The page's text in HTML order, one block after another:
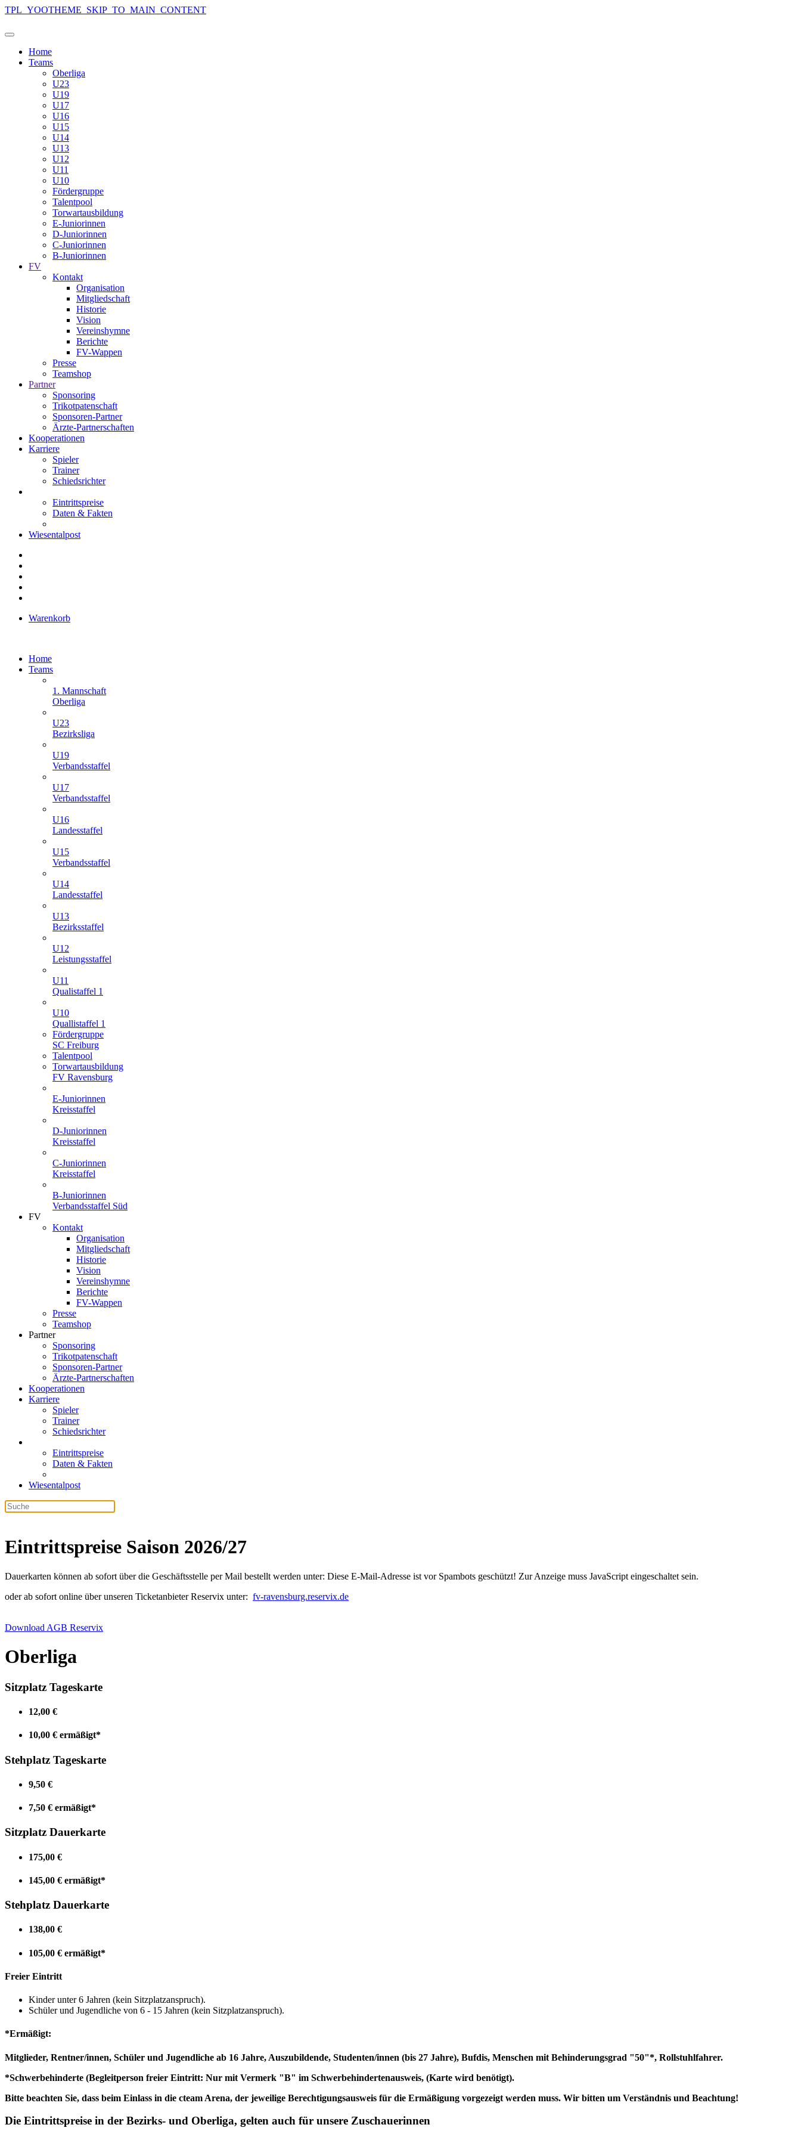
TPL_YOOTHEME_SKIP_TO_MAIN_CONTENT
Home
Teams
Oberliga
U23
U19
U17
U16
U15
U14
U13
U12
U11
U10
Fördergruppe
Talentpool
Torwartausbildung
E-Juniorinnen
D-Juniorinnen
C-Juniorinnen
B-Juniorinnen
FV
Kontakt
Organisation
Mitgliedschaft
Historie
Vision
Vereinshymne
Berichte
FV-Wappen
Presse
Teamshop
Partner
Sponsoring
Trikotpatenschaft
Sponsoren-Partner
Ärzte-Partnerschaften
Kooperationen
Karriere
Spieler
Trainer
Schiedsrichter
Eintrittspreise
Daten & Fakten
Wiesentalpost
Warenkorb
Home
Teams
1. Mannschaft
Oberliga
U23
Bezirksliga
U19
Verbandsstaffel
U17
Verbandsstaffel
U16
Landesstaffel
U15
Verbandsstaffel
U14
Landesstaffel
U13
Bezirksstaffel
U12
Leistungsstaffel
U11
Qualistaffel 1
U10
Quallistaffel 1
Fördergruppe
SC Freiburg
Talentpool
Torwartausbildung
FV Ravensburg
E-Juniorinnen
Kreisstaffel
D-Juniorinnen
Kreisstaffel
C-Juniorinnen
Kreisstaffel
B-Juniorinnen
Verbandsstaffel Süd
FV
Kontakt
Organisation
Mitgliedschaft
Historie
Vision
Vereinshymne
Berichte
FV-Wappen
Presse
Teamshop
Partner
Sponsoring
Trikotpatenschaft
Sponsoren-Partner
Ärzte-Partnerschaften
Kooperationen
Karriere
Spieler
Trainer
Schiedsrichter
Eintrittspreise
Daten & Fakten
Wiesentalpost
Eintrittspreise Saison 2026/27
Dauerkarten können ab sofort über die Geschäftsstelle per Mail bestellt werden unter: Diese E-Mail-Adresse ist vor Spambots geschützt! Zur Anzeige muss JavaScript eingeschaltet sein.
oder ab sofort online über unseren Ticketanbieter Reservix unter: fv-ravensburg.reservix.de
Download AGB Reservix
Oberliga
Sitzplatz Tageskarte
12,00 €
10,00 € ermäßigt*
Stehplatz Tageskarte
9,50 €
7,50 € ermäßigt*
Sitzplatz Dauerkarte
175,00 €
145,00 € ermäßigt*
Stehplatz Dauerkarte
138,00 €
105,00 € ermäßigt*
Freier Eintritt
Kinder unter 6 Jahren (kein Sitzplatzanspruch).
Schüler und Jugendliche von 6 - 15 Jahren (kein Sitzplatzanspruch).
*Ermäßigt:
Mitglieder, Rentner/innen, Schüler und Jugendliche ab 16 Jahre, Auszubildende, Studenten/innen (bis 27 Jahre), Bufdis, Menschen mit Behinderungsgrad "50"*, Rollstuhlfahrer.
*Schwerbehinderte (Begleitperson freier Eintritt: Nur mit Vermerk "B" im Schwerbehindertenausweis, (Karte wird benötigt).
Bitte beachten Sie, dass beim Einlass in die cteam Arena, der jeweilige Berechtigungsausweis für die Ermäßigung vorgezeigt werden muss. Wir bitten um Verständnis und Beachtung!
Die Eintrittspreise in der Bezirks- und Oberliga, gelten auch für unsere Zuschauerinnen